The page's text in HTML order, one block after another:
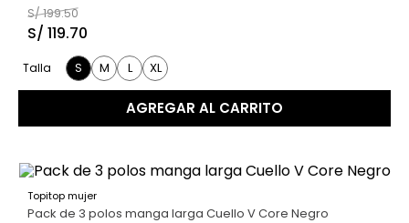
S/199.50
S/ 119.70
Talla S M L XL
AGREGAR AL CARRITO
40 %
Topitop mujer
Pack de 3 polos manga larga Cuello V Core Negro